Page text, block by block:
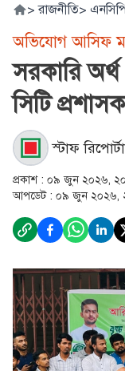
> রাজনীতি>
অভিযোগ আসিফ
সরকারি
সিটি
স্টাফ
প্রকাশ : ০৯ জুন ২০২৬,
আপডেট : ০৯ জুন ২০২৬,